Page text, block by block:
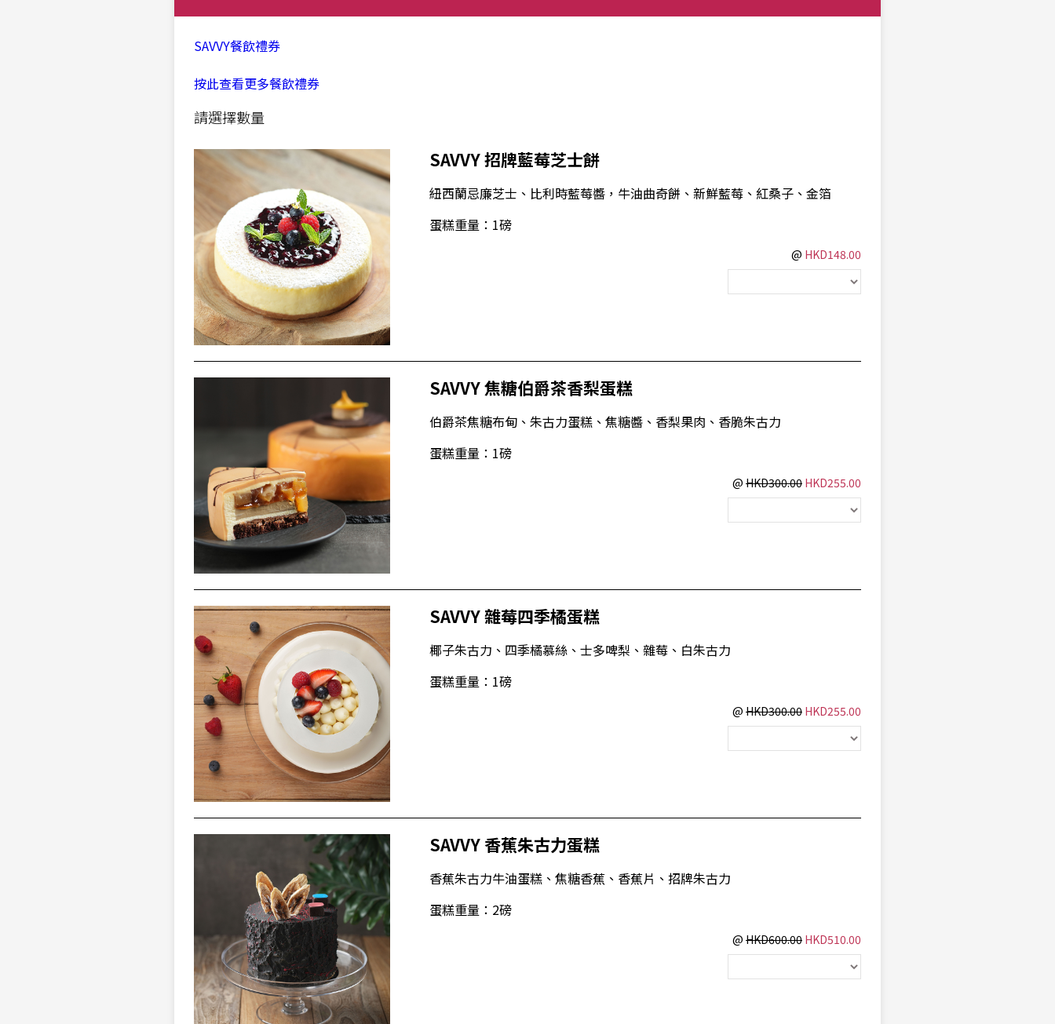
SAVVY餐飲禮券
按此查看更多餐飲禮券
請選擇數量
SAVVY 招牌藍莓芝士餅
紐西蘭忌廉芝士、比利時藍莓醬，牛油曲奇餅、新鮮藍莓、紅桑子、金箔
蛋糕重量：1磅
@ HKD148.00
SAVVY 焦糖伯爵茶香梨蛋糕
伯爵茶焦糖布甸、朱古力蛋糕、焦糖醬、香梨果肉、香脆朱古力
蛋糕重量：1磅
@ HKD300.00 HKD255.00
SAVVY 雜莓四季橘蛋糕
椰子朱古力、四季橘慕絲、士多啤梨、雜莓、白朱古力
蛋糕重量：1磅
@ HKD300.00 HKD255.00
SAVVY 香蕉朱古力蛋糕
香蕉朱古力牛油蛋糕、焦糖香蕉、香蕉片、招牌朱古力
蛋糕重量：2磅
@ HKD600.00 HKD510.00